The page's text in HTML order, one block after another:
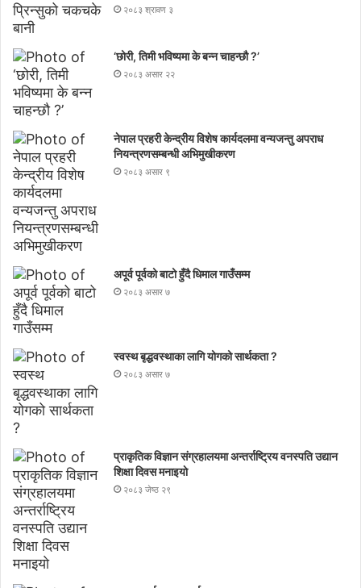
२०८३ श्रावण ३
‘छोरी, तिमी भविष्यमा के बन्न चाहन्छौ ?’
२०८३ असार २२
नेपाल प्रहरी केन्द्रीय विशेष कार्यदलमा वन्यजन्तु अपराध
नियन्त्रणसम्बन्धी अभिमुखीकरण
२०८३ असार ९
अपूर्व पूर्वको बाटो हुँदै धिमाल गाउँसम्म
२०८३ असार ७
स्वस्थ बृद्धवस्थाका लागि योगको सार्थकता ?
२०८३ असार ७
प्राकृतिक विज्ञान संग्रहालयमा अन्तर्राष्ट्रिय वनस्पति उद्यान
शिक्षा दिवस मनाइयाे
२०८३ जेष्ठ २९